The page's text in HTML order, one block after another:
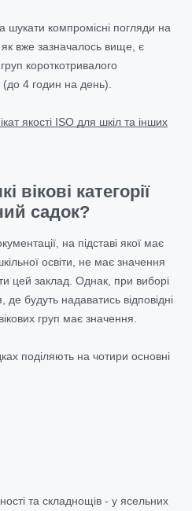
шукати компромісні погляди на
вже зазначалось вище, є
короткотривалого
4 годин на день).
якості ISO для шкіл та інших
вікові категорії
садок?
на підставі якої має
освіти, не має значення
цей заклад. Однак, при виборі
будуть надаватись відповідні
груп має значення.
поділяють на чотири основні
та складнощів - у ясельних